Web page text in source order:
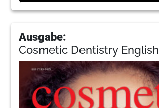
Ausgabe:
Cosmetic Dentistry English